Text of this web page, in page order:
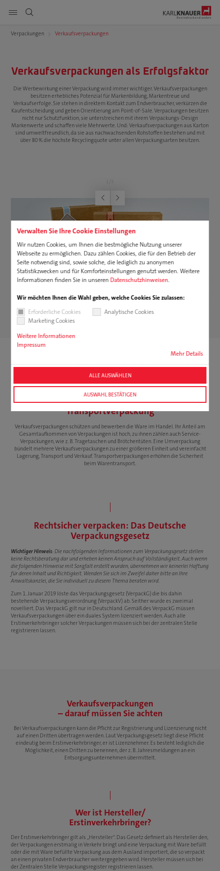
Verwalten Sie Ihre Cookie Einstellungen
Wir nutzen Cookies, um Ihnen die bestmögliche Nutzung unserer
Webseite zu ermöglichen. Dazu zählen Cookies, die für den Betrieb der
Seite notwendig sind, sowie solche, die lediglich zu anonymen
Statistikzwecken und für Komforteinstellungen genutzt werden. Weitere
Informationen finden Sie in unseren Datenschutzhinweisen.
Wir möchten Ihnen die Wahl geben, welche Cookies Sie zulassen:
Erforderliche Cookies
Analytische Cookies
Marketing Cookies
Weitere Informationen
Impressum
Mehr Details
ALLE AUSWÄHLEN
AUSWAHL BESTÄTIGEN
Seitennavigation anzeigen
Service
Nachhaltigkeit
Karriere
Verpackungen Verkaufsverpackungen
Verkaufsverpackungen als Erfolgsfaktor
Die Werbewirkung einer Verpackung wird immer wichtiger. Verkaufsverpackungen
besitzen erhebliches Potenzial für Markenbildung, Markentreue und
Verkaufserfolge. Sie stehen in direktem Kontakt zum Endverbraucher, verkürzen die
Kaufentscheidung und geben Orientierung am Point-of-Sale. Verpackungen besitzen
nicht nur Schutzfunktion, sie unterstreichen mit ihrem Verpackungs-Design
Markenwerte und schaffen viele Mehrwerte. Und: Verkaufsverpackungen aus Karton
sind umweltfreundlich, da sie aus nachwachsenden Rohstoffen bestehen und mit
über 80 % die höchste Recyclingquote unter allen Verpackungsarten besitzen.
nächste
vorherige
Gut zu Wissen:
Verkaufsverpackung, Umverpackung,
Transportverpackung
Verkaufsverpackungen schützen und bewerben die Ware im Handel. Ihr Anteil am
Gesamtaufkommen von Verpackungen ist hoch, zu ihnen zählen auch Service-
Verpackungen, wie z. B. Tragetaschen und Brötchentüten. Eine Umverpackung
bündelt mehrere Verkaufsverpackungen zu einer größeren Einheit und vereinfacht
Lagerung, Transport und Verkauf. Transportverpackungen erhöhen die Sicherheit
beim Warentransport.
Rechtsicher verpacken: Das Deutsche
Verpackungsgesetz
Wichtiger Hinweis: Die nachfolgenden Informationen zum Verpackungsgesetz stellen
keine Rechtsberatung dar und erheben keinen Anspruch auf Vollständigkeit. Auch wenn
die folgenden Hinweise mit Sorgfalt erstellt wurden, übernehmen wir keinerlei Haftung
für deren Inhalt und Richtigkeit. Wenden Sie sich im Zweifel daher bitte an Ihre
Anwaltskanzlei, die Sie individuell zu diesem Thema beraten wird.
Zum 1. Januar 2019 löste das Verpackungsgesetz (VerpackG) die bis dahin
bestehende Verpackungsverordnung (VerpackV) ab. Seither wurde es zweimal
novelliert. Das VerpackG gilt nur in Deutschland. Gemäß des VerpackG müssen
Verkaufsverpackungen über ein duales System lizenziert werden. Auch alle
Erstinverkehrbringer solcher Verpackungen müssen sich bei der zentralen Stelle
registrieren lassen.
Verkaufsverpackungen
– darauf müssen Sie achten
Bei Verkaufsverpackungen kann die Pflicht zur Registrierung und Lizenzierung nicht
auf einen Dritten übertragen werden. Laut Verpackungsgesetz liegt diese Pflicht
eindeutig beim Erstinverkehrbringer, er ist Lizenznehmer. Es besteht lediglich die
Möglichkeit, einen Dritten zu benennen, der z. B. Jahresmeldungen an ein
Entsorgungsunternehmen übermittelt.
Wer ist Hersteller/
Erstinverkehrbringer?
Der Erstinverkehrbringer gilt als „Hersteller“. Das Gesetz definiert als Hersteller den,
der Verpackungen erstmalig in Verkehr bringt und eine Verpackung mit Ware befüllt
oder die mit Ware befüllte Verpackung aus dem Ausland importiert, die so verpackt
an einen privaten Endverbraucher weitergegeben wird. Hersteller müssen sich bei
der Zentralen Stelle Verpackungsregister registrieren lassen.